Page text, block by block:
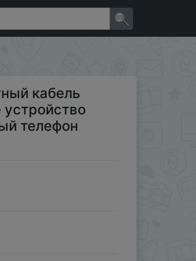
C кабель Мобильный телефон
кабель
телефон